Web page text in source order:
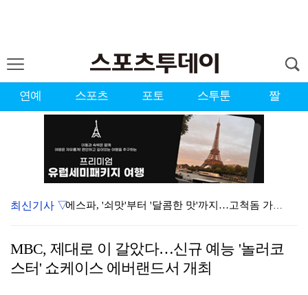
연예 스포츠 포토 스투툰 짤
에스파, '쇠맛'부터 '달콤한 맛'까지…고척돔 가득 채…
에스파, 고척돔 입성…공연 시작 40분 만에 첫 인사 …
최신기사 ▽
MBC, 제대로 이 갈았다…신규 예능 '놀러코
스터' 쇼케이스 에버랜드서 개최